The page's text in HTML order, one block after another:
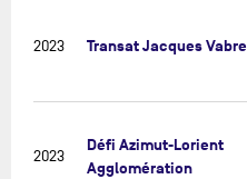
2023 Transat Jacques Vabre
2023
Défi Azimut-Lorient
Agglomération